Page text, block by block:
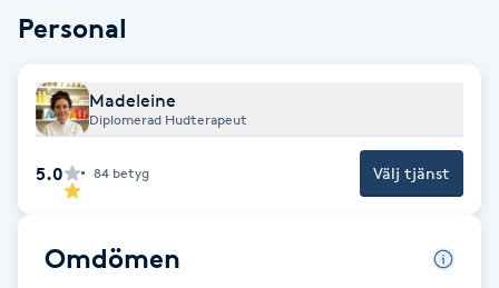
Face framing
Personal
Madeleine
Diplomerad Hudterapeut
5.0 84 betyg Välj tjänst
Omdömen